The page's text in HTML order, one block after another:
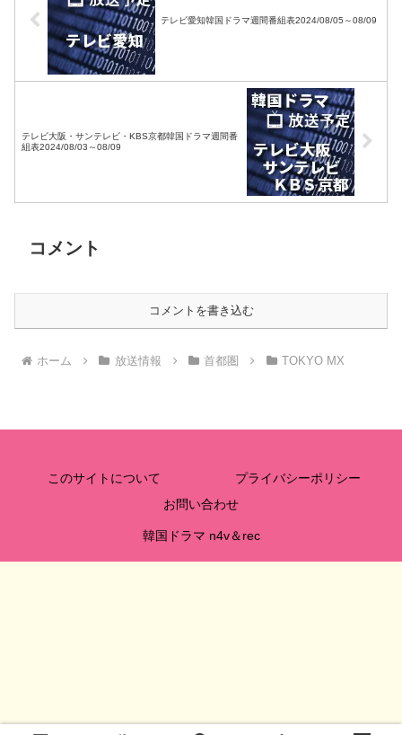
テレビ愛知韓国ドラマ週間番組表2024/08/05～08/09
テレビ大阪・サンテレビ・KBS京都韓国ドラマ週間番
組表2024/08/03～08/09
コメント
コメントを書き込む
ホーム 放送情報 首都圏 TOKYO MX
このサイトについて
プライバシーポリシー
お問い合わせ
韓国ドラマ n4v＆rec